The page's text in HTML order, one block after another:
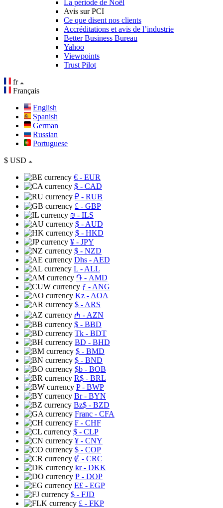
La période de Noël
Avis sur PCI
Ce que disent nos clients
Accréditations et avis de l’industrie
Better Business Bureau
Yahoo
Viewpoints
Trust Pilot
fr
Français
English
Spanish
German
Russian
Portuguese
$ USD
€ - EUR
$ - CAD
₽ - RUB
£ - GBP
₪ - ILS
$ - AUD
$ - HKD
¥ - JPY
$ - NZD
Dhs - AED
L - ALL
֏ - AMD
ƒ - ANG
Kz - AOA
$ - ARS
₼ - AZN
$ - BBD
Tk - BDT
BD - BHD
$ - BMD
$ - BND
$b - BOB
R$ - BRL
P- BWP
Br- BYN
Bz$ - BZD
Franc - CFA
₣ - CHF
$ - CLP
¥ - CNY
$ - COP
₡ - CRC
kr- DKK
₱ - DOP
E£ - EGP
$ - FJD
£ - FKP